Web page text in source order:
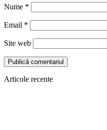
Nume *
Email *
Site web
Articole recente